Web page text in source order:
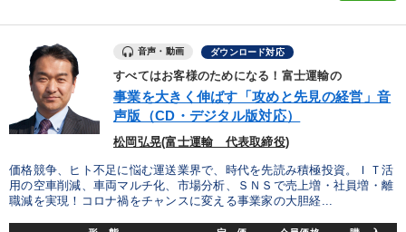
音声・動画 ダウンロード対応
すべてはお客様のためになる！富士運輸の
事業を大きく伸ばす「攻めと先見の経営」音
声版（CD・デジタル版対応）
松岡弘晃(富士運輸 代表取締役)
価格競争、ヒト不足に悩む運送業界で、時代を先読み積極投資。ＩＴ活
用の空車削減、車両マルチ化、市場分析、ＳＮＳで売上増・社員増・離
職減を実現！コロナ禍をチャンスに変える事業家の大胆経...